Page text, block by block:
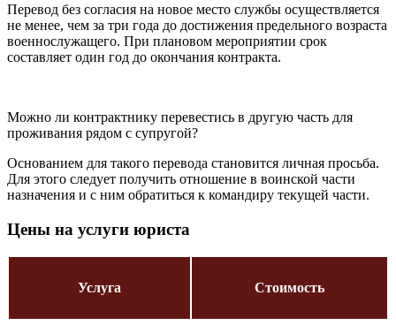
Перевод без согласия на новое место службы осуществляется
не менее, чем за три года до достижения предельного возраста
военнослужащего. При плановом мероприятии срок
составляет один год до окончания контракта.
Можно ли контрактнику перевестись в другую часть для
проживания рядом с супругой?
Основанием для такого перевода становится личная просьба.
Для этого следует получить отношение в воинской части
назначения и с ним обратиться к командиру текущей части.
Цены на услуги юриста
Услуга Стоимость